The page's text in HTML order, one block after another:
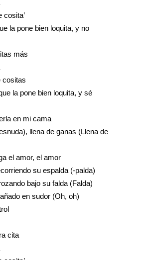
cosita’
la pone bien loquita, y no
más
cositas
la pone bien loquita, y sé
en mi cama
llena de ganas (Llena de
el amor, el amor
su espalda (-palda)
bajo su falda (Falda)
en sudor (Oh, oh)
cita